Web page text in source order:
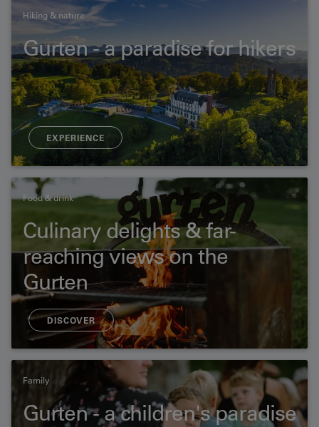
Hiking & nature
Gurten - a paradise for hikers
EXPERIENCE
Food & drink
Culinary delights & far-
reaching views on the
Gurten
DISCOVER
Family
Gurten - a children's paradise